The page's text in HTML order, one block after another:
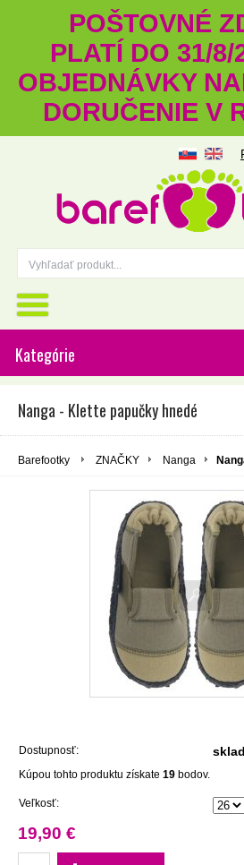
POŠTOVNÉ
PLATÍ DO 31/8/
OBJEDNÁVKY
DORUČENIE V
Kategórie
Nanga - Klette papučky hnedé
Barefootky ZNAČKY Nanga
Dostupnosť:
Kúpou tohto produktu získate 19 bodov.
Veľkosť:
19,90 €